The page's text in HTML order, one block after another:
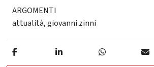
ARGOMENTI
attualità,giovanni zinni